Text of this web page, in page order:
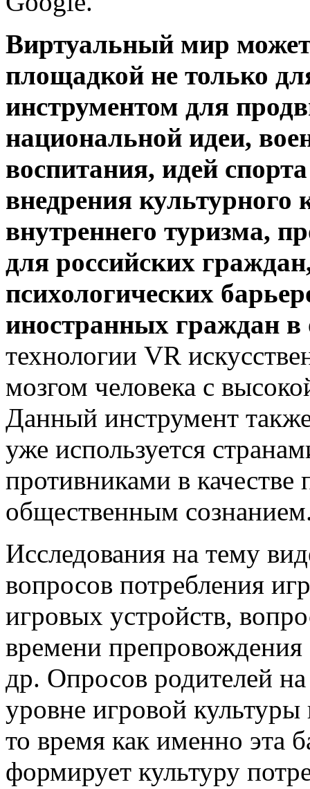
Виртуальный мир
площадкой не только
инструментом для
национальной идеи,
воспитания, идей
внедрения культурного
внутреннего туризма,
для российских
психологических
иностранных граждан
технологии VR
мозгом человека с
Данный инструмент
уже используется
противниками в
общественным
Исследования на тему
вопросов потребления
игровых устройств,
времени
др. Опросов родителей
уровне игровой
то время как именно эта
формирует культуру